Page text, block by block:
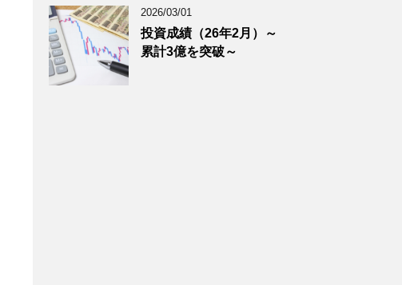
2026/03/01
投資成績（26年2月）～
累計3億を突破～